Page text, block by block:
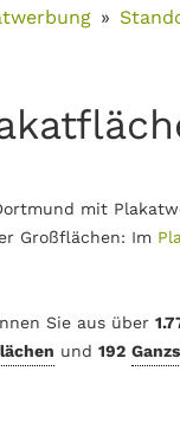
mit
Großflächen: Im
Sie aus über
und 192